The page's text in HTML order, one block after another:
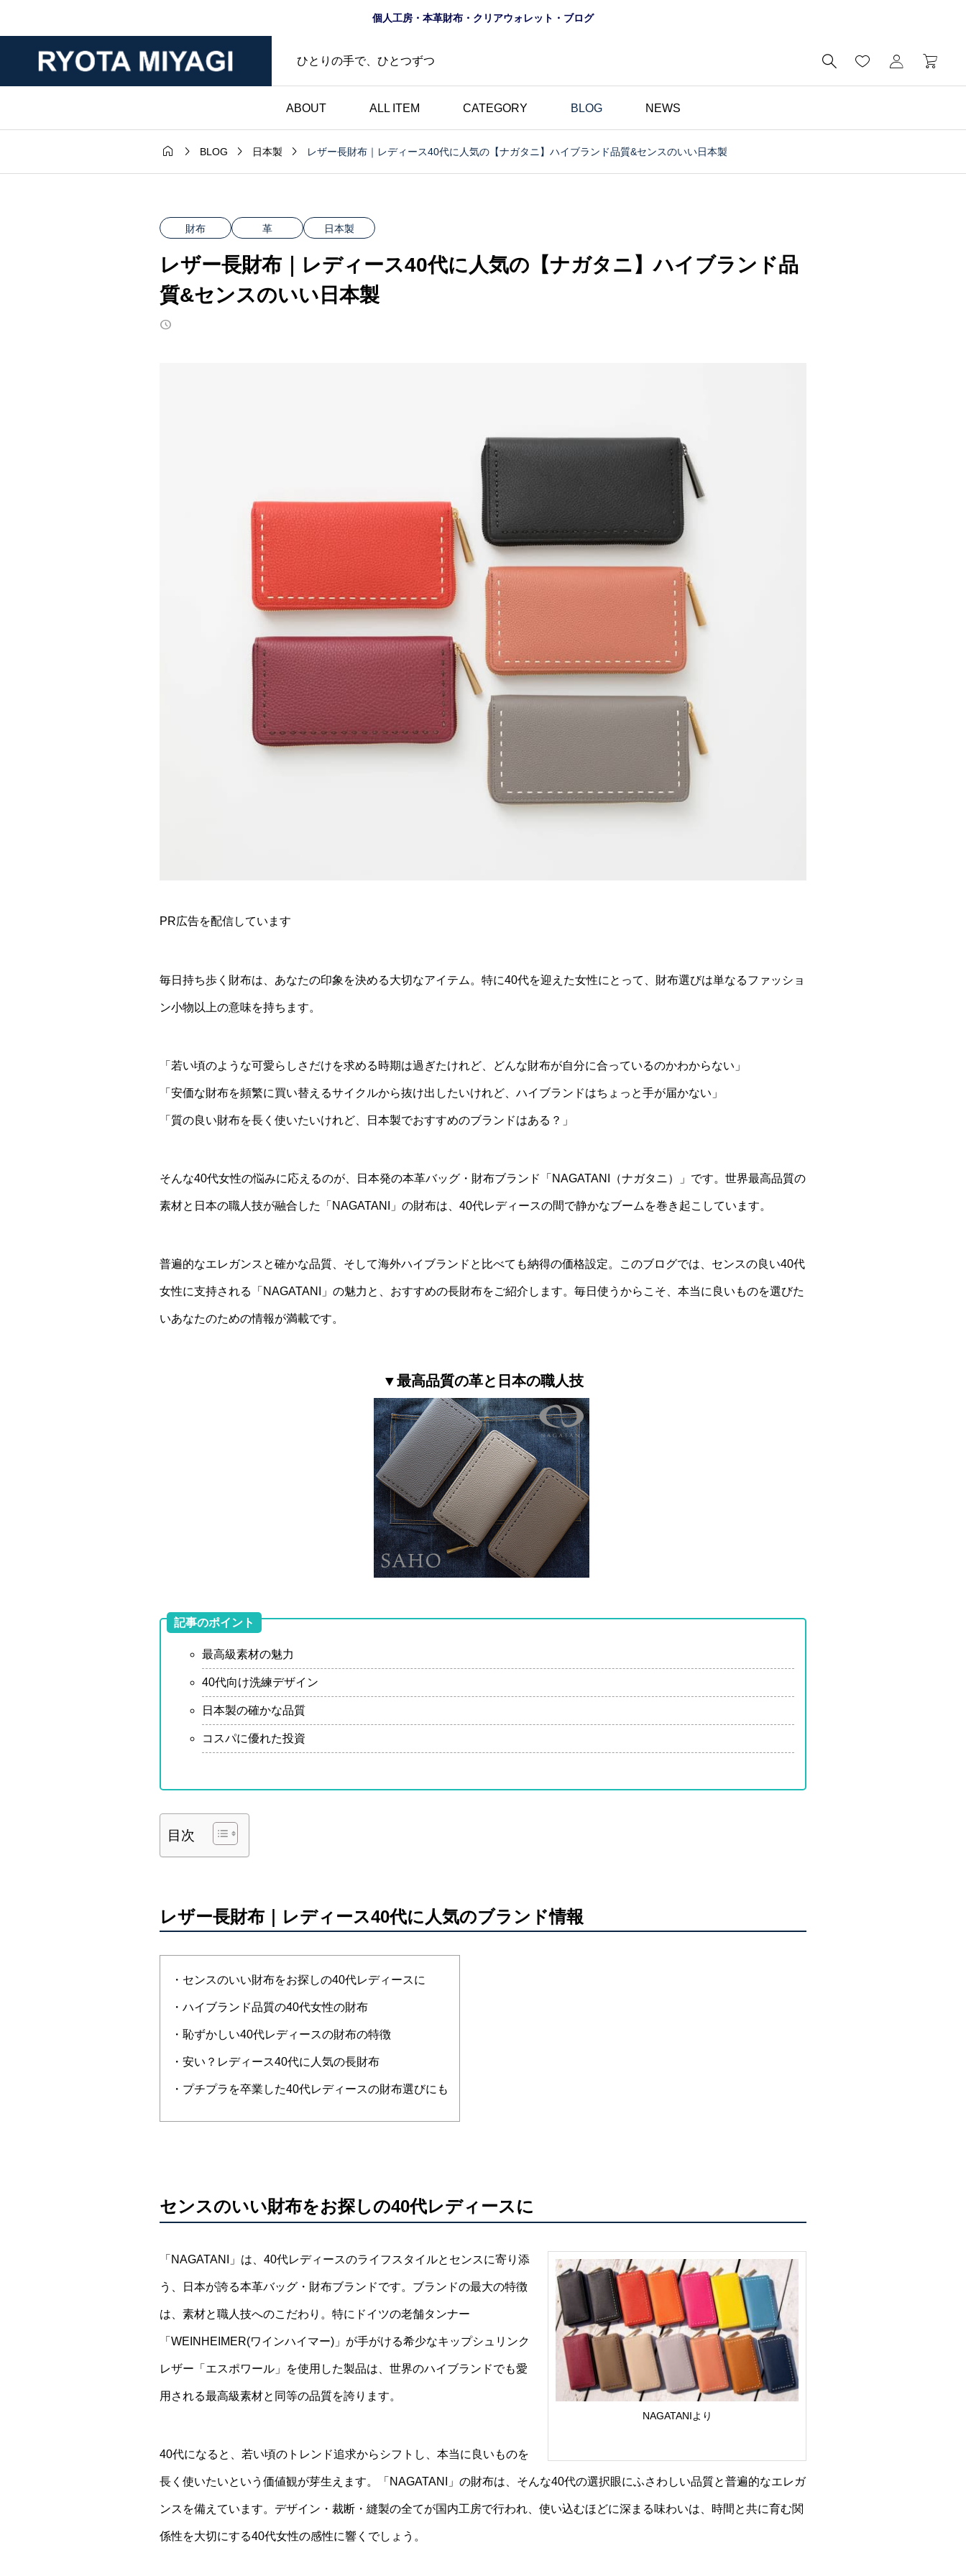
個人工房・本革財布・クリアウォレット・ブログ
ひとりの手で、ひとつずつ 
ABOUT ALL ITEM CATEGORY BLOG NEWS
財布
マークなし・暮らしの道
た僕のハンドメイド財布
財布
リアウォレット特集
財布
布の個人工房ブログ
  BLOG  日本製  レザー長財布｜レディース40代に人気の【ナガタニ】ハイブランド品質&センスのいい日本製
財布 革 日本製
レザー長財布｜レディース40代に人気の【ナガタニ】ハイブランド品
質&センスのいい日本製
PR広告を配信しています
毎日持ち歩く財布は、あなたの印象を決める大切なアイテム。特に40代を迎えた女性にとって、財布選びは単なるファッショ
ン小物以上の意味を持ちます。
「若い頃のような可愛らしさだけを求める時期は過ぎたけれど、どんな財布が自分に合っているのかわからない」
「安価な財布を頻繁に買い替えるサイクルから抜け出したいけれど、ハイブランドはちょっと手が届かない」
「質の良い財布を長く使いたいけれど、日本製でおすすめのブランドはある？」
そんな40代女性の悩みに応えるのが、日本発の本革バッグ・財布ブランド「NAGATANI（ナガタニ）」です。世界最高品質の
素材と日本の職人技が融合した「NAGATANI」の財布は、40代レディースの間で静かなブームを巻き起こしています。
普遍的なエレガンスと確かな品質、そして海外ハイブランドと比べても納得の価格設定。このブログでは、センスの良い40代
女性に支持される「NAGATANI」の魅力と、おすすめの長財布をご紹介します。毎日使うからこそ、本当に良いものを選びた
いあなたのための情報が満載です。
▼最高品質の革と日本の職人技
記事のポイント
最高級素材の魅力
40代向け洗練デザイン
日本製の確かな品質
コスパに優れた投資
目次
レザー長財布｜レディース40代に人気のブランド情報
・センスのいい財布をお探しの40代レディースに
・ハイブランド品質の40代女性の財布
・恥ずかしい40代レディースの財布の特徴
・安い？レディース40代に人気の長財布
・プチプラを卒業した40代レディースの財布選びにも
センスのいい財布をお探しの40代レディースに
NAGATANIより
「NAGATANI」は、40代レディースのライフスタイルとセンスに寄り添
う、日本が誇る本革バッグ・財布ブランドです。ブランドの最大の特徴
は、素材と職人技へのこだわり。特にドイツの老舗タンナー
「WEINHEIMER(ワインハイマー)」が手がける希少なキップシュリンク
レザー「エスポワール」を使用した製品は、世界のハイブランドでも愛
用される最高級素材と同等の品質を誇ります。
40代になると、若い頃のトレンド追求からシフトし、本当に良いものを
長く使いたいという価値観が芽生えます。「NAGATANI」の財布は、そんな40代の選択眼にふさわしい品質と普遍的なエレガ
ンスを備えています。デザイン・裁断・縫製の全てが国内工房で行われ、使い込むほどに深まる味わいは、時間と共に育む関
係性を大切にする40代女性の感性に響くでしょう。